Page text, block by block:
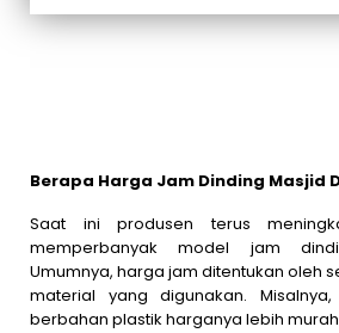
Berapa Harga Jam Dinding Masjid
Saat ini produsen terus
memperbanyak model jam
Umumnya, harga jam ditentukan oleh
material yang digunakan.
berbahan plastik harganya lebih